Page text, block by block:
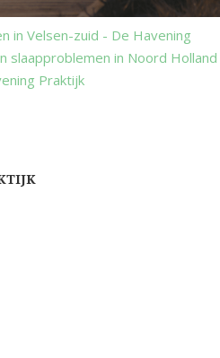
in Velsen-zuid - De Havening
slaapproblemen in Noord Holland
Praktijk